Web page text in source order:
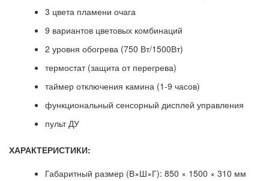
3 цвета пламени очага
9 вариантов цветовых комбинаций
2 уровня обогрева (750 Вт/1500Вт)
термостат (защита от перегрева)
таймер отключения камина (1-9 часов)
функциональный сенсорный дисплей управления
пульт ДУ
ХАРАКТЕРИСТИКИ:
Габаритный размер (В×Ш×Г): 850 × 1500 × 310 мм